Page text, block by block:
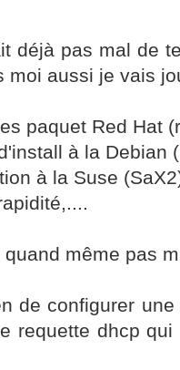
déjà pas mal de
moi aussi je vais
paquet Red Hat
à la Debian
à la Suse
même pas
de configurer
requette dhcp